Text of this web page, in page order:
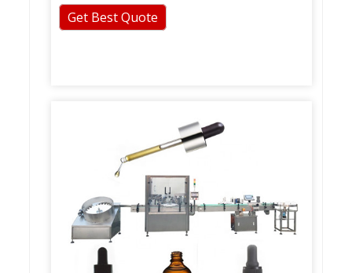
Get Best Quote